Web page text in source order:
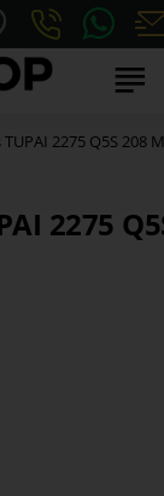
2275
2275 Q5S 208